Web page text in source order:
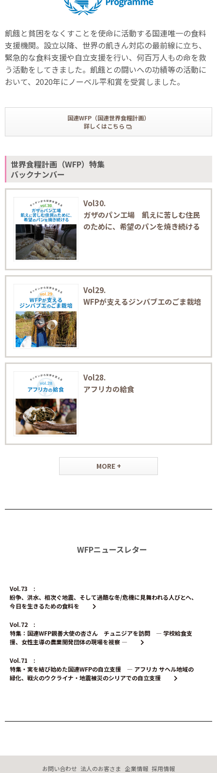
飢餓と貧困をなくすことを使命に活動する国連唯一の食料
支援機関。設立以降、世界の飢きん対応の最前線に立ち、
緊急的な食料支援や自立支援を行い、何百万人もの命を救
う活動をしてきました。飢餓との闘いへの功績等の活動に
おいて、2020年にノーベル平和賞を受賞しました。
国連WFP（国連世界食糧計画）
詳しくはこちら
世界食糧計画（WFP）特集
バックナンバー
Vol30.
ガザのパン工場 飢えに苦しむ住民
のために、希望のパンを焼き続ける
Vol29.
WFPが支えるジンバブエのごま栽培
Vol28.
アフリカの給食
MORE +
WFPニュースレター
Vol.73 :
紛争、洪水、相次ぐ地震、そして過酷な冬/危機に見舞われる人びとへ、
今日を生きるための食料を
Vol.72 :
特集：国連WFP親善大使の杏さん チュニジアを訪問 ― 学校給食支
援、女性主導の農業開発団体の現場を視察 ―
Vol.71 :
特集・実を結び始めた国連WFPの自立支援 ― アフリカ サヘル地域の
緑化、戦火のウクライナ・地震被災のシリアでの自立支援
お問い合わせ 法人のお客さま 企業情報 採用情報